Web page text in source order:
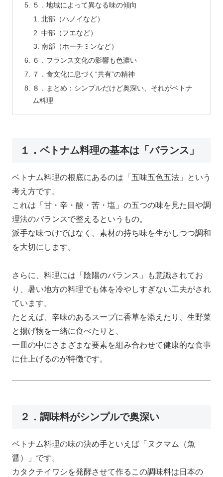
５．地域によって異なる味の傾向
北部（ハノイなど）
中部（フエなど）
南部（ホーチミンなど）
６．フランス文化の影響も色濃い
７．食文化に息づく“共有”の精神
８．まとめ：シンプルだけど奥深い、それがベトナ
ム料理
１．ベトナム料理の基本は「バランス」
ベトナム料理の根底にあるのは「五味五色五法」という
考え方です。
これは「甘・辛・酸・苦・塩」の五つの味を見た目や調
理法のバランスで整えるというもの。
派手な味つけではなく、素材の持ち味を生かしつつ調和
を大切にします。
さらに、料理には「陰陽のバランス」も意識されてお
り、暑い地方の料理でも体を冷やしすぎない工夫がされ
ています。
たとえば、辛味のあるスープに香草を添えたり、生野菜
と揚げ物を一緒に食べたりと、
一皿の中にさまざまな要素を組み合わせて健康的な食事
に仕上げるのが特徴です。
２．調味料がシンプルで奥深い
ベトナム料理の味の決め手といえば「ヌクマム（魚
醤）」です。
カタクチイワシを発酵させて作るこの調味料は日本の